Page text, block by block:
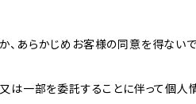
あらかじめお客様の同意を得ない
は一部を委託することに伴って個